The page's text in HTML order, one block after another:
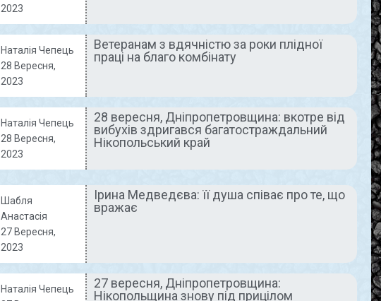
2023
Наталія Чепець
28 Вересня,
2023
Ветеранам з вдячністю за роки плідної
праці на благо комбінату
Наталія Чепець
28 Вересня,
2023
28 вересня, Дніпропетровщина: вкотре від
вибухів здригався багатостраждальний
Нікопольський край
Шабля
Анастасія
27 Вересня,
2023
Ірина Медведєва: її душа співає про те, що
вражає
Наталія Чепець
27 вересня, Дніпропетровщина:
Нікопольщина знову під прицілом
До Дня Захисника.
“Все буде добре,
можете навіть не
сумніватись”
Так оптимістично і
впевнено промовляє ще
один Герой, який
добровільно став на
захисту України ще до
початку повномасштабної
війни. Хоробрий воїн, а
зараз вже заступник
READ MORE »
До Дня
працівників освіти.
життя»
Багато мешканців нашого
своїм прикладом виховали
не одне покоління